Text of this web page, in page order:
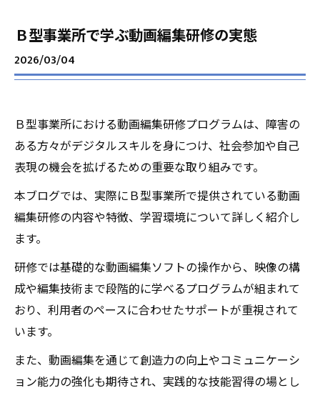
Ｂ型事業所で学ぶ動画編集研修の実態
2026/03/04
Ｂ型事業所における動画編集研修プログラムは、障害の
ある方々がデジタルスキルを身につけ、社会参加や自己
表現の機会を拡げるための重要な取り組みです。
本ブログでは、実際にＢ型事業所で提供されている動画
編集研修の内容や特徴、学習環境について詳しく紹介し
ます。
研修では基礎的な動画編集ソフトの操作から、映像の構
成や編集技術まで段階的に学べるプログラムが組まれて
おり、利用者のペースに合わせたサポートが重視されて
います。
また、動画編集を通じて創造力の向上やコミュニケーシ
ョン能力の強化も期待され、実践的な技能習得の場とし